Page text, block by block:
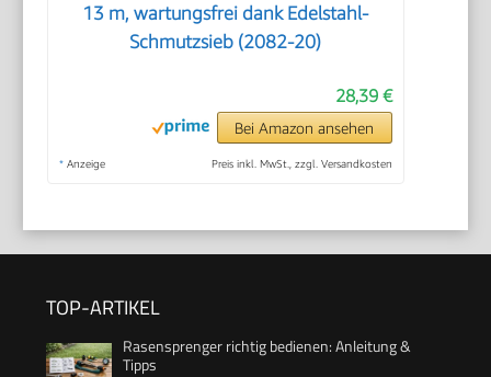
13 m, wartungsfrei dank Edelstahl-
Schmutzsieb (2082-20)
28,39 €
Bei Amazon ansehen
* Anzeige Preis inkl. MwSt., zzgl. Versandkosten
TOP-ARTIKEL
Rasensprenger richtig bedienen: Anleitung &
Tipps